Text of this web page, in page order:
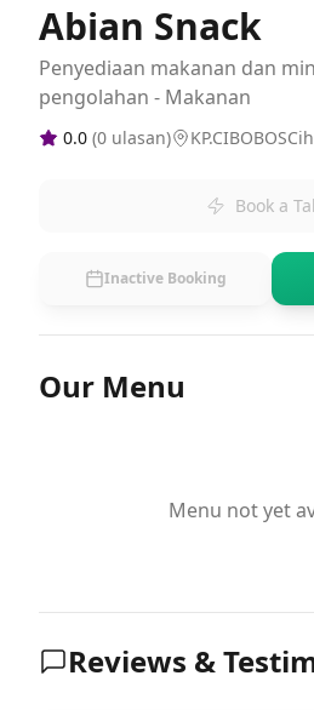
Abian Snack
Penyediaan makanan dan
pengolahan - Makanan
0.0 (0 ulasan)
Book a
Inactive Booking
Our Menu
Menu not yet
Reviews &